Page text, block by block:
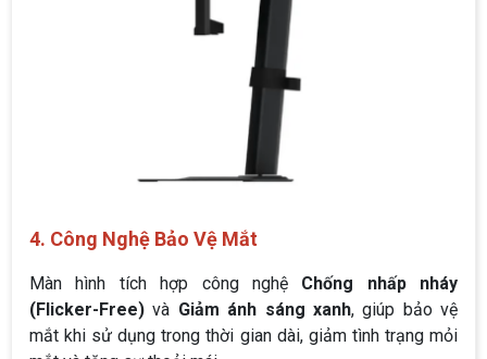
4. Công Nghệ Bảo Vệ Mắt
Màn hình tích hợp công nghệ Chống nhấp nháy
(Flicker-Free) và Giảm ánh sáng xanh, giúp bảo vệ
mắt khi sử dụng trong thời gian dài, giảm tình trạng mỏi